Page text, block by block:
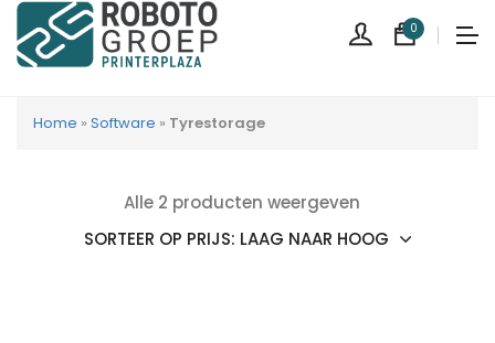
0
Home » Software » Tyrestorage
Alle 2 producten weergeven